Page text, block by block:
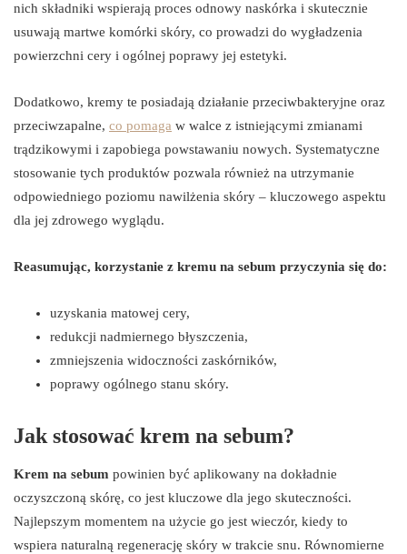
nich składniki wspierają proces odnowy naskórka i skutecznie
usuwają martwe komórki skóry, co prowadzi do wygładzenia
powierzchni cery i ogólnej poprawy jej estetyki.
Dodatkowo, kremy te posiadają działanie przeciwbakteryjne oraz
przeciwzapalne, co pomaga w walce z istniejącymi zmianami
trądzikowymi i zapobiega powstawaniu nowych. Systematyczne
stosowanie tych produktów pozwala również na utrzymanie
odpowiedniego poziomu nawilżenia skóry – kluczowego aspektu
dla jej zdrowego wyglądu.
Reasumując, korzystanie z kremu na sebum przyczynia się do:
uzyskania matowej cery,
redukcji nadmiernego błyszczenia,
zmniejszenia widoczności zaskórników,
poprawy ogólnego stanu skóry.
Jak stosować krem na sebum?
Krem na sebum powinien być aplikowany na dokładnie
oczyszczoną skórę, co jest kluczowe dla jego skuteczności.
Najlepszym momentem na użycie go jest wieczór, kiedy to
wspiera naturalną regenerację skóry w trakcie snu. Równomierne